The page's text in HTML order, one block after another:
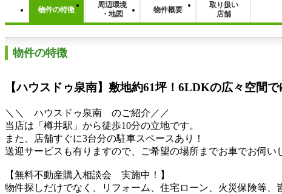
物件の特徴
周辺環境
・地図
物件概要
取り扱い
店舗
物件の特徴
【ハウスドゥ泉南】敷地約61坪！6LDKの広々空間
＼＼ ハウスドゥ泉南 のご紹介／／
当店は「樽井駅」から徒歩10分の立地です。
また、店舗すぐに3台分の駐車スペースあり！
送迎サービスも有りますので、ご希望の場所までお車でお伺い
【無料不動産購入相談会 実施中！】
物件探しだけでなく、リフォーム、住宅ローン、火災保険等、